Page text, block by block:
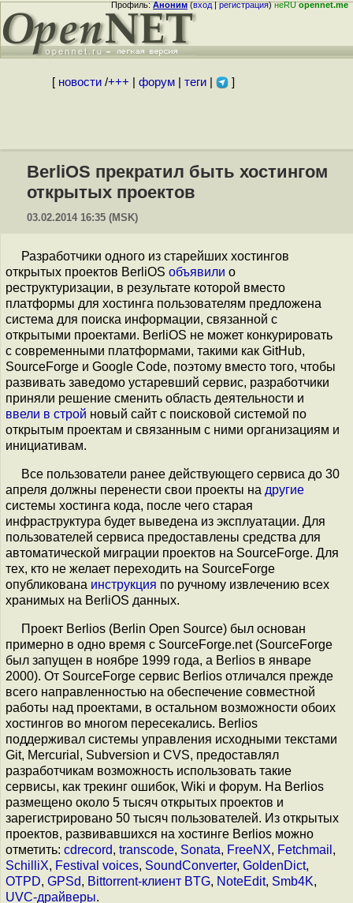
Профиль:Аноним(вход|регистрация)неRUopennet.me
[ новости/+++ форум| теги| ]
BerliOS прекратил быть хостингом
открытых проектов
03.02.2014 16:35 (MSK)
Разработчики одного из старейших хостингов
открытых проектов BerliOS объявили о
реструктуризации, в результате которой вместо
платформы для хостинга пользователям предложена
система для поиска информации, связанной с
открытыми проектами. BerliOS не может конкурировать
с современными платформами, такими как GitHub,
SourceForge и Google Code, поэтому вместо того, чтобы
развивать заведомо устаревший сервис, разработчики
приняли решение сменить область деятельности и
ввели в строй новый сайт с поисковой системой по
открытым проектам и связанным с ними организациям и
инициативам.
Все пользователи ранее действующего сервиса до 30
апреля должны перенести свои проекты на другие
системы хостинга кода, после чего старая
инфраструктура будет выведена из эксплуатации. Для
пользователей сервиса предоставлены средства для
автоматической миграции проектов на SourceForge. Для
тех, кто не желает переходить на SourceForge
опубликована инструкция по ручному извлечению всех
хранимых на BerliOS данных.
Проект Berlios (Berlin Open Source) был основан
примерно в одно время с SourceForge.net (SourceForge
был запущен в ноябре 1999 года, а Berlios в январе
2000). От SourceForge сервис Berlios отличался прежде
всего направленностью на обеспечение совместной
работы над проектами, в остальном возможности обоих
хостингов во многом пересекались. Berlios
поддерживал системы управления исходными текстами
Git, Mercurial, Subversion и CVS, предоставлял
разработчикам возможность использовать такие
сервисы, как трекинг ошибок, Wiki и форум. На Berlios
размещено около 5 тысяч открытых проектов и
зарегистрировано 50 тысяч пользователей. Из открытых
проектов, развивавшихся на хостинге Berlios можно
отметить: cdrecord, transcode, Sonata, FreeNX, Fetchmail ,
SchilliX, Festival voices, SoundConverter, GoldenDict,
OTPD, GPSd, Bittorrent-клиент BTG, NoteEdit, Smb4K,
UVC-драйверы.